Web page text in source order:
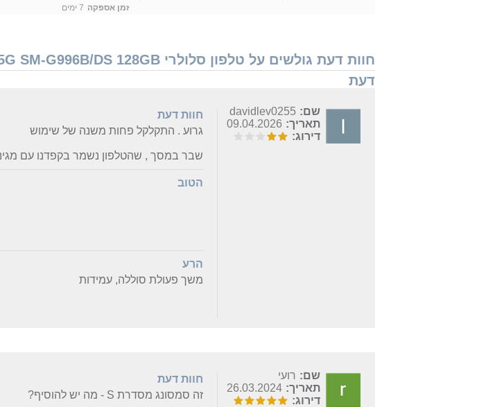
זמן אספקה 7 ימים
דעת
שם: davidlev0255
תאריך: 09.04.2026
דירוג:
חוות דעת
גרוע . התקלקל פחות משנה של שימוש
שבר במסך , שהטלפון נשמר בקפדנו עם
הטוב
הרע
משך פעולת סוללה, עמידות
שם: רועי
תאריך: 26.03.2024
דירוג:
חוות דעת
זה סמסונג מסדרת S - מה יש להוסיף?